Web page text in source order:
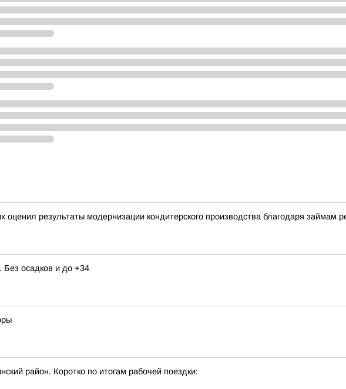
оценил результаты модернизации кондитерского производства благодаря займам
Без осадков и до +34
район. Коротко по итогам рабочей поездки: